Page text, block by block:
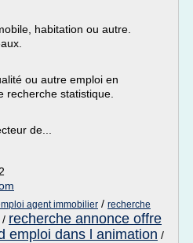
habitation ou autre.
ou autre emploi en
recherche statistique.
de...
agent immobilier / recherche
/ recherche annonce offre
emploi dans l animation /